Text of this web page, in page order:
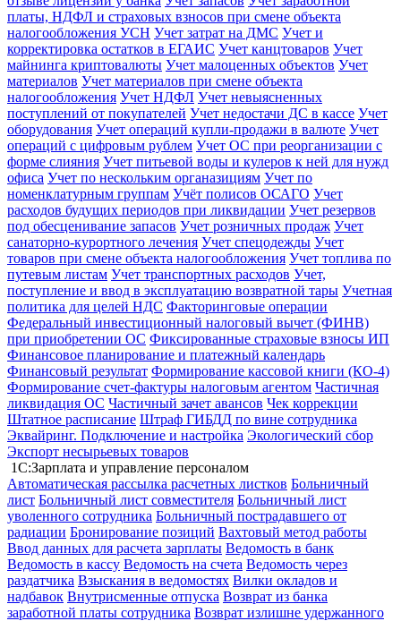
платы, НДФЛ и страховых взносов при смене объекта
налогообложения УСН Учет затрат на ДМС Учет и
корректировка остатков в ЕГАИС Учет канцтоваров Учет
майнинга криптовалюты Учет малоценных объектов Учет
материалов Учет материалов при смене объекта
налогообложения Учет НДФЛ Учет невыясненных
поступлений от покупателей Учет недостачи ДС в кассе Учет
оборудования Учет операций купли-продажи в валюте Учет
операций с цифровым рублем Учет ОС при реорганизации с
форме слияния Учет питьевой воды и кулеров к ней для нужд
офиса Учет по нескольким органазициям Учет по
номенклатурным группам Учёт полисов ОСАГО Учет
расходов будущих периодов при ликвидации Учет резервов
под обесценивание запасов Учет розничных продаж Учет
санаторно-курортного лечения Учет спецодежды Учет
товаров при смене объекта налогообложения Учет топлива по
путевым листам Учет транспортных расходов Учет,
поступление и ввод в эксплуатацию возвратной тары Учетная
политика для целей НДС Факторинговые операции
Федеральный инвестиционный налоговый вычет (ФИНВ)
при приобретении ОС Фиксированные страховые взносы ИП
Финансовое планирование и платежный календарь
Финансовый результат Формирование кассовой книги (КО-4)
Формирование счет-фактуры налоговым агентом Частичная
ликвидация ОС Частичный зачет авансов Чек коррекции
Штатное расписание Штраф ГИБДД по вине сотрудника
Эквайринг. Подключение и настройка Экологический сбор
Экспорт несырьевых товаров
1С:Зарплата и управление персоналом
Автоматическая рассылка расчетных листков Больничный
лист Больничный лист совместителя Больничный лист
уволенного сотрудника Больничный пострадавшего от
радиации Бронирование позиций Вахтовый метод работы
Ввод данных для расчета зарплаты Ведомость в банк
Ведомость в кассу Ведомость на счета Ведомость через
раздатчика Взыскания в ведомостях Вилки окладов и
надбавок Внутрисменные отпуска Возврат из банка
заработной платы сотрудника Возврат излишне удержанного